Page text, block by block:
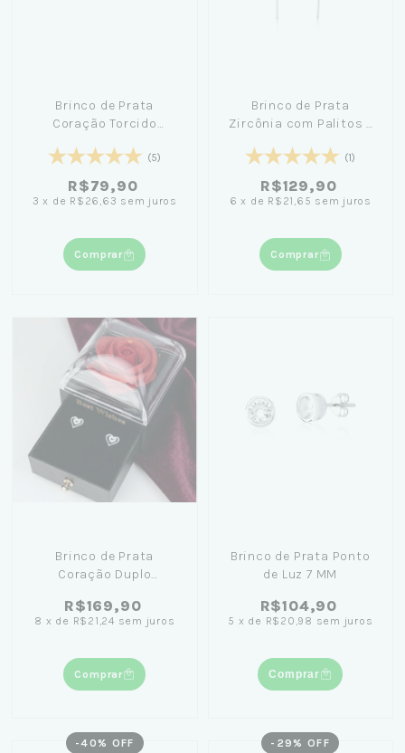
Brinco de Prata
Coração Torcido
(5)
R$79,90
3 x de R$26,63 sem juros
Comprar
Brinco de Prata
Zircônia com Palitos -
(1)
R$129,90
6 x de R$21,65 sem juros
Comprar
Brinco de Prata
Coração Duplo
com flor Preta
R$169,90
8 x de R$21,24 sem juros
Comprar
Brinco de Prata Ponto
de Luz 7 MM
R$104,90
5 x de R$20,98 sem juros
Comprar
-40 % OFF - 29 % OFF